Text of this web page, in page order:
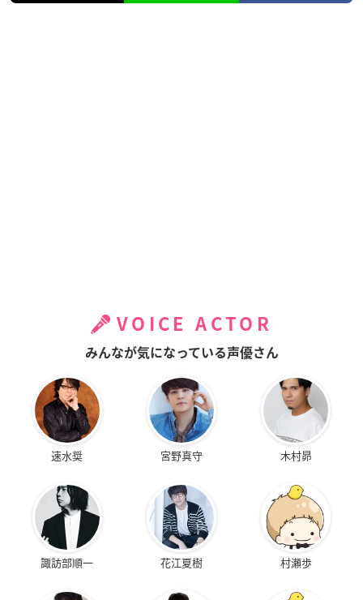
VOICE ACTOR
みんなが気になっている声優さん
速水奨 宮野真守 木村昴
諏訪部順一 花江夏樹 村瀬歩